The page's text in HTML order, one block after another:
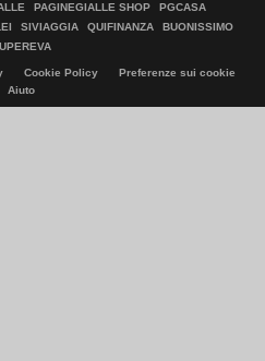
PAGINEGIALLE SHOP
PGCASA
SIVIAGGIA QUIFINANZA
BUONISSIMO
Cookie Policy
Preferenze sui cookie
Aiuto